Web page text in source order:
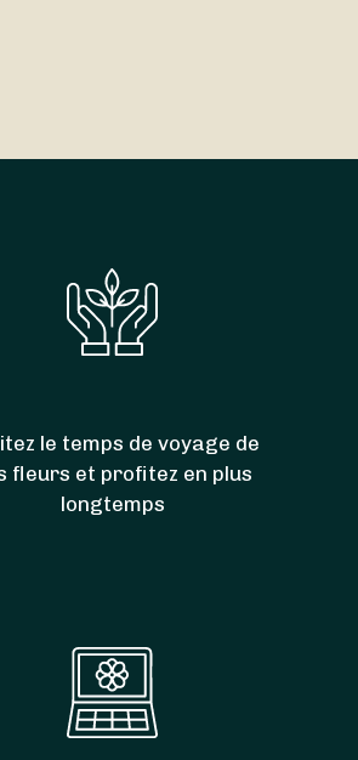
la livraison est même parfois
le temps de voyage de
fleurs et profitez en plus
longtemps